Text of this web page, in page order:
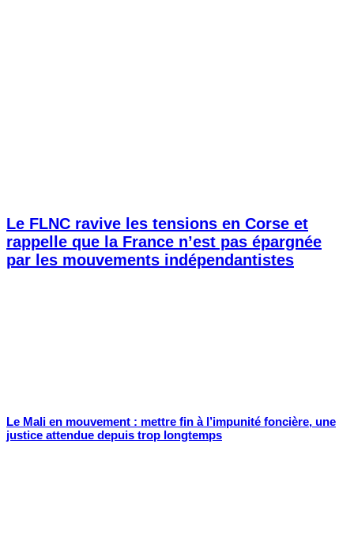
Le FLNC ravive les tensions en Corse et
rappelle que la France n’est pas épargnée
par les mouvements indépendantistes
Le Mali en mouvement : mettre fin à l’impunité foncière, une
justice attendue depuis trop longtemps